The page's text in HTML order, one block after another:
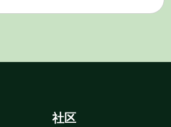
社区